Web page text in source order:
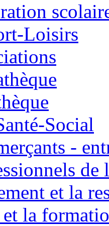
Loisirs
Social
-
de
et la
la